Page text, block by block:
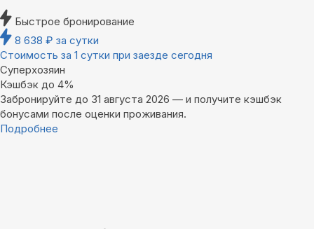
Быстрое бронирование
8 638 ₽ за сутки
Стоимость за 1 сутки при заезде сегодня
Суперхозяин
Кэшбэк до 4%
Забронируйте до 31 августа 2026 — и получите кэшбэк
бонусами после оценки проживания.
Подробнее